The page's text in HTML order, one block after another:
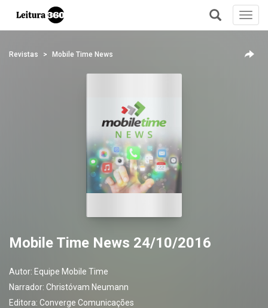
+
Revistas Mobile Time News
Mobile Time News 24/10/2016
Autor: Equipe Mobile Time
Narrador: Christóvam Neumann
Editora: Converge Comunicações